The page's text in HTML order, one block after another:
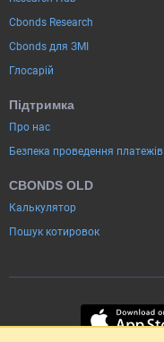
Cbonds Research
Cbonds для ЗМІ
Глосарій
Підтримка
Про нас
Безпека проведення платежів
CBONDS OLD
Калькулятор
Пошук котировок